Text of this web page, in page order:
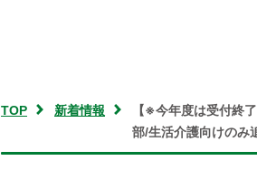
TOP 新着情報
【※今年度は受付終
部/生活介護向けのみ